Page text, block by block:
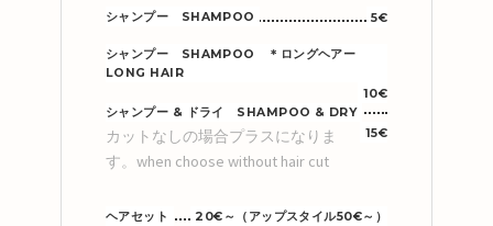
シャンプー SHAMPOO 5€
シャンプー SHAMPOO ＊ロングヘアー
LONG HAIR
10€
シャンプー & ドライ SHAMPOO & DRY
15€
カットなしの場合プラスになりま
す。when choose without hair cut
ヘアセット 20€～（アップスタイル50€～）